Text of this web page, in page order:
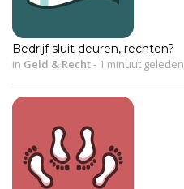
Bedrijf sluit deuren, rechten?
in Geld & Recht- 1 minuut geleden